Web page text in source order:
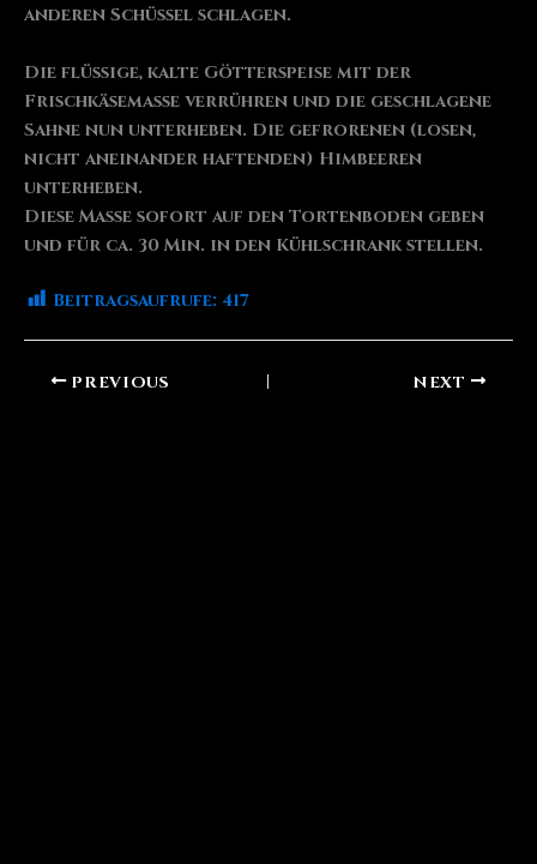
anderen Schüssel schlagen.
Die flüssige, kalte Götterspeise mit der
Frischkäsemasse verrühren und die geschlagene
Sahne nun unterheben. Die gefrorenen (losen,
nicht aneinander haftenden) Himbeeren
unterheben.
Diese Masse sofort auf den Tortenboden geben
und für ca. 30 Min. in den Kühlschrank stellen.
Beitragsaufrufe: 417
PREVIOUS NEXT